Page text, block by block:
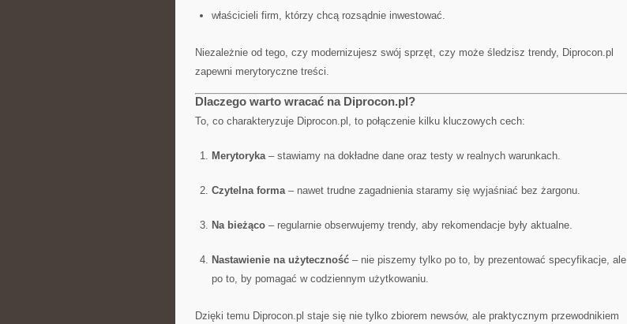
właścicieli firm, którzy chcą rozsądnie inwestować.
Niezależnie od tego, czy modernizujesz swój sprzęt, czy może śledzisz trendy, Diprocon.pl
zapewni merytoryczne treści.
Dlaczego warto wracać na Diprocon.pl?
To, co charakteryzuje Diprocon.pl, to połączenie kilku kluczowych cech:
Merytoryka– stawiamy na dokładne dane oraz testy w realnych warunkach.
Czytelna forma– nawet trudne zagadnienia staramy się wyjaśniać bez żargonu.
Na bieżąco– regularnie obserwujemy trendy, aby rekomendacje były aktualne.
Nastawienie na użyteczność– nie piszemy tylko po to, by prezentować specyfikacje, ale
po to, by pomagać w codziennym użytkowaniu.
Dzięki temu Diprocon.pl staje się nie tylko zbiorem newsów, ale praktycznym przewodnikiem